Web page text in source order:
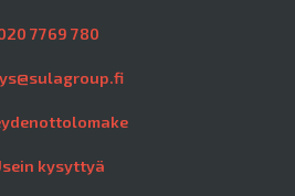
7769 780
kysyttyä